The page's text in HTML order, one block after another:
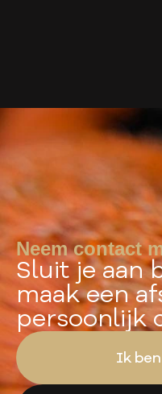
Neem contact
Sluit je aan
maak een
persoonlijk
Ik